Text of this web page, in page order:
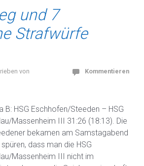
und 7
Strafwürfe
von
Kommentieren
B: HSG Eschhofen/Steeden – HSG
Massenheim III 31:26 (18:13). Die
bekamen am Samstagabend
dass man die HSG
Massenheim III nicht im